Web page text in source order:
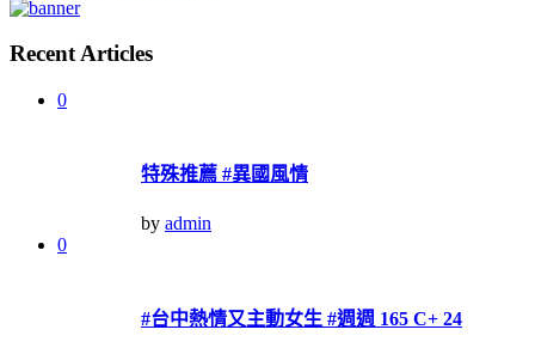
Recent Articles
0
特殊推薦 #異國風情
by admin
0
#台中熱情又主動女生 #週週 165 C+ 24